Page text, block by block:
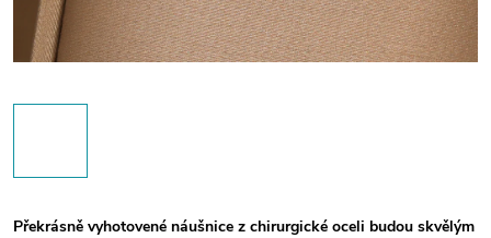
Překrásně vyhotovené náušnice z chirurgické oceli budou skvělým